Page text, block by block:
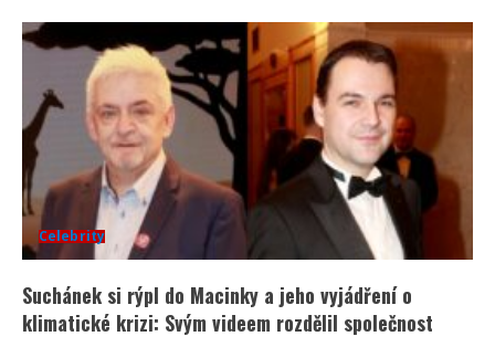
Celebrity
Suchánek si rýpl do Macinky a jeho vyjádření o
klimatické krizi: Svým videem rozdělil společnost